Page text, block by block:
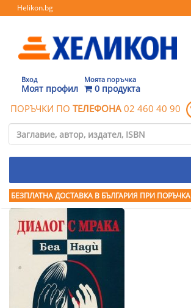
Helikon.bg
Вход
Моят профил
Моята поръчка
0 продукта
ПОРЪЧКИ ПО ТЕЛЕФОНА 02 460 40 90
БЕЗПЛАТНА ДОСТАВКА В БЪЛГАРИЯ ПРИ ПОРЪЧКА